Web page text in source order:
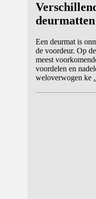
deurmatten
Een deurmat is
de voordeur. Op
meest
voordelen en
weloverwogen ke